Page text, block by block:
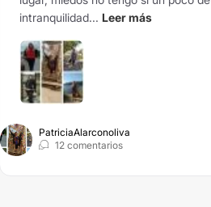
intranquilidad... Leer más
PatriciaAlarconoliva
12 comentarios